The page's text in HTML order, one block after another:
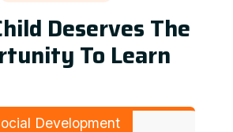
Deserves The
To Learn
Development